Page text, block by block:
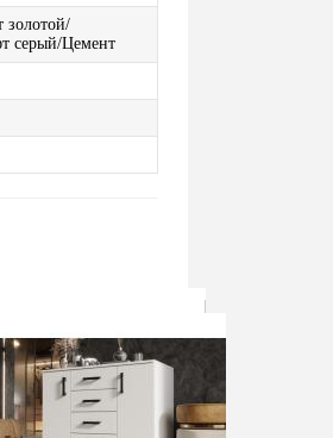
золотой/
серый/Цемент